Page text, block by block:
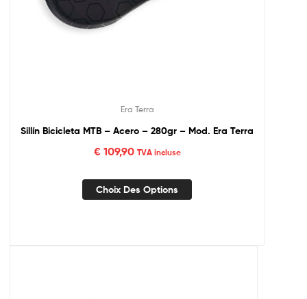
Era Terra
Sillín Bicicleta MTB – Acero – 280gr – Mod. Era Terra
€109,90 TVA incluse
Choix Des Options